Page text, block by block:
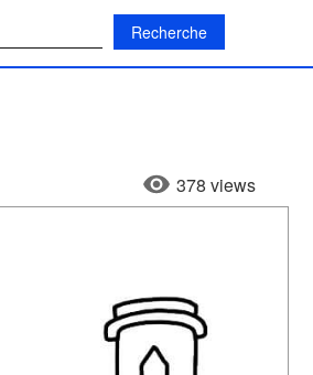
378 views